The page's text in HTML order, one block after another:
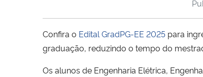
Confira o Edital GradPG-EE 2025 para
graduação, reduzindo o tempo do
Os alunos de Engenharia Elétrica,